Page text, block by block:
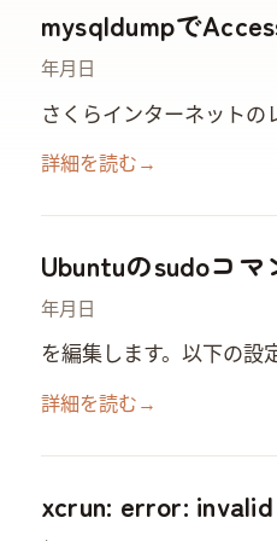
mysqldumpで
2022年3月13日
さくらインターネットのレンタルサーバーなどで、
詳細を読む →
Ubuntuのsudoコ
2021年8月29日
/etc/sudoers を編集します。 nano /etc/sudoers 以下の設定を追加し
詳細を読む →
xcrun: error: